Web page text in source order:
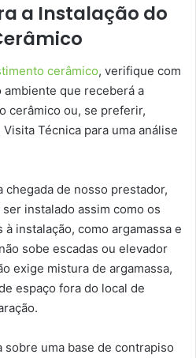
a Instalação do
cerâmico, verifique com
que receberá a
cerâmico ou, se preferir,
Técnica para uma análise
chegada de nosso prestador,
instalado assim como os
instalação, como argamassa e
sobe escadas ou elevador
exige mistura de argamassa,
espaço fora do local de
uma base de contrapiso